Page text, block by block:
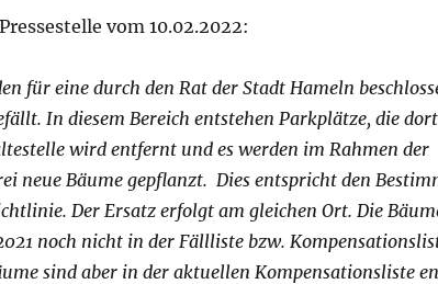
vom 10.02.2022:
für eine durch den Rat der Stadt Hameln
In diesem Bereich entstehen Parkplätze, die
wird entfernt und es werden im Rahmen der
neue Bäume gepflanzt. Dies entspricht den
Der Ersatz erfolgt am gleichen Ort. Die
noch nicht in der Fällliste bzw.
sind aber in der aktuellen Kompensationsliste